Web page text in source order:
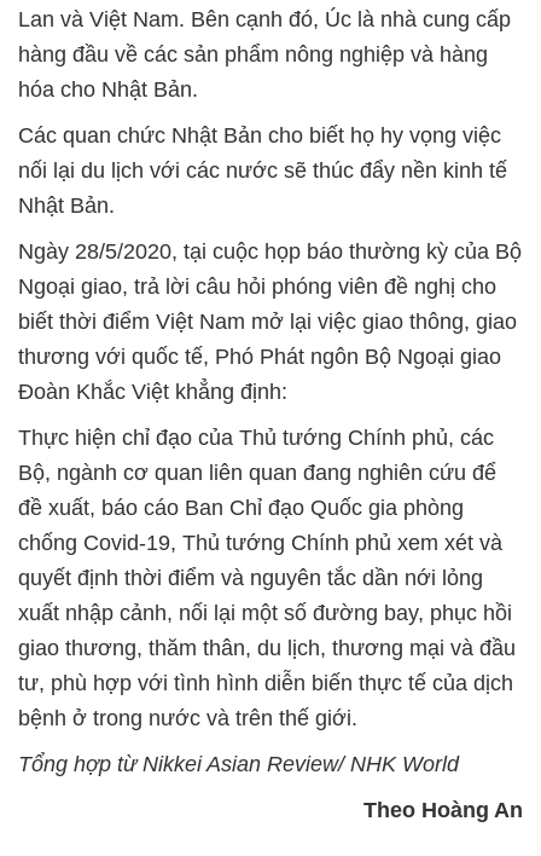
Lan và Việt Nam. Bên cạnh đó, Úc là nhà cung cấp
hàng đầu về các sản phẩm nông nghiệp và hàng
hóa cho Nhật Bản.
Các quan chức Nhật Bản cho biết họ hy vọng việc
nối lại du lịch với các nước sẽ thúc đẩy nền kinh tế
Nhật Bản.
Ngày 28/5/2020, tại cuộc họp báo thường kỳ của Bộ
Ngoại giao, trả lời câu hỏi phóng viên đề nghị cho
biết thời điểm Việt Nam mở lại việc giao thông, giao
thương với quốc tế, Phó Phát ngôn Bộ Ngoại giao
Đoàn Khắc Việt khẳng định:
Thực hiện chỉ đạo của Thủ tướng Chính phủ, các
Bộ, ngành cơ quan liên quan đang nghiên cứu để
đề xuất, báo cáo Ban Chỉ đạo Quốc gia phòng
chống Covid-19, Thủ tướng Chính phủ xem xét và
quyết định thời điểm và nguyên tắc dần nới lỏng
xuất nhập cảnh, nối lại một số đường bay, phục hồi
giao thương, thăm thân, du lịch, thương mại và đầu
tư, phù hợp với tình hình diễn biến thực tế của dịch
bệnh ở trong nước và trên thế giới.
Tổng hợp từ Nikkei Asian Review/ NHK World
Theo Hoàng An